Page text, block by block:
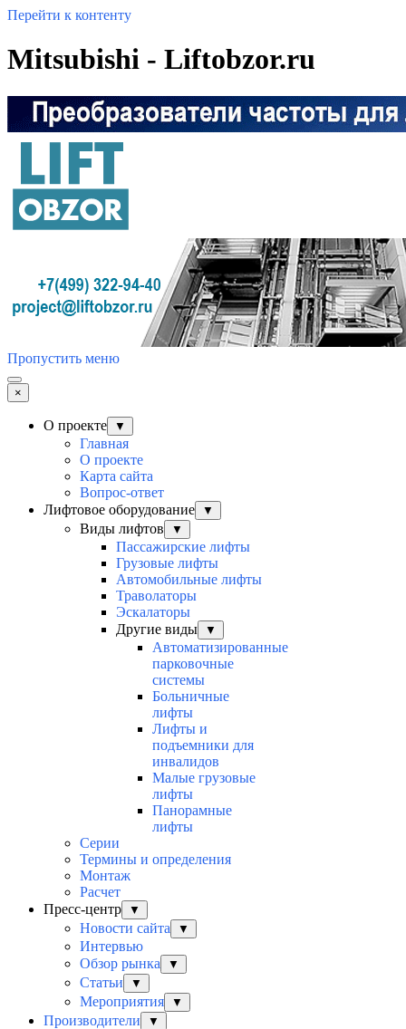
Перейти к контенту
Mitsubishi - Liftobzor.ru
Пропустить меню
×
О проекте ▼
Главная
О проекте
Карта сайта
Вопрос-ответ
Лифтовое оборудование
▼
Виды лифтов ▼
Пассажирские лифты
Грузовые лифты
Автомобильные лифты
Траволаторы
Эскалаторы
Другие виды
▼
Автоматизированные
парковочные
системы
Больничные
лифты
Лифты и
подъемники для
инвалидов
Малые грузовые
лифты
Панорамные
лифты
Серии
Термины и определения
Монтаж
Расчет
Пресс-центр
▼
Новости сайта ▼
Интервью
Обзор рынка
▼
Статьи ▼
Мероприятия ▼
Производители ▼